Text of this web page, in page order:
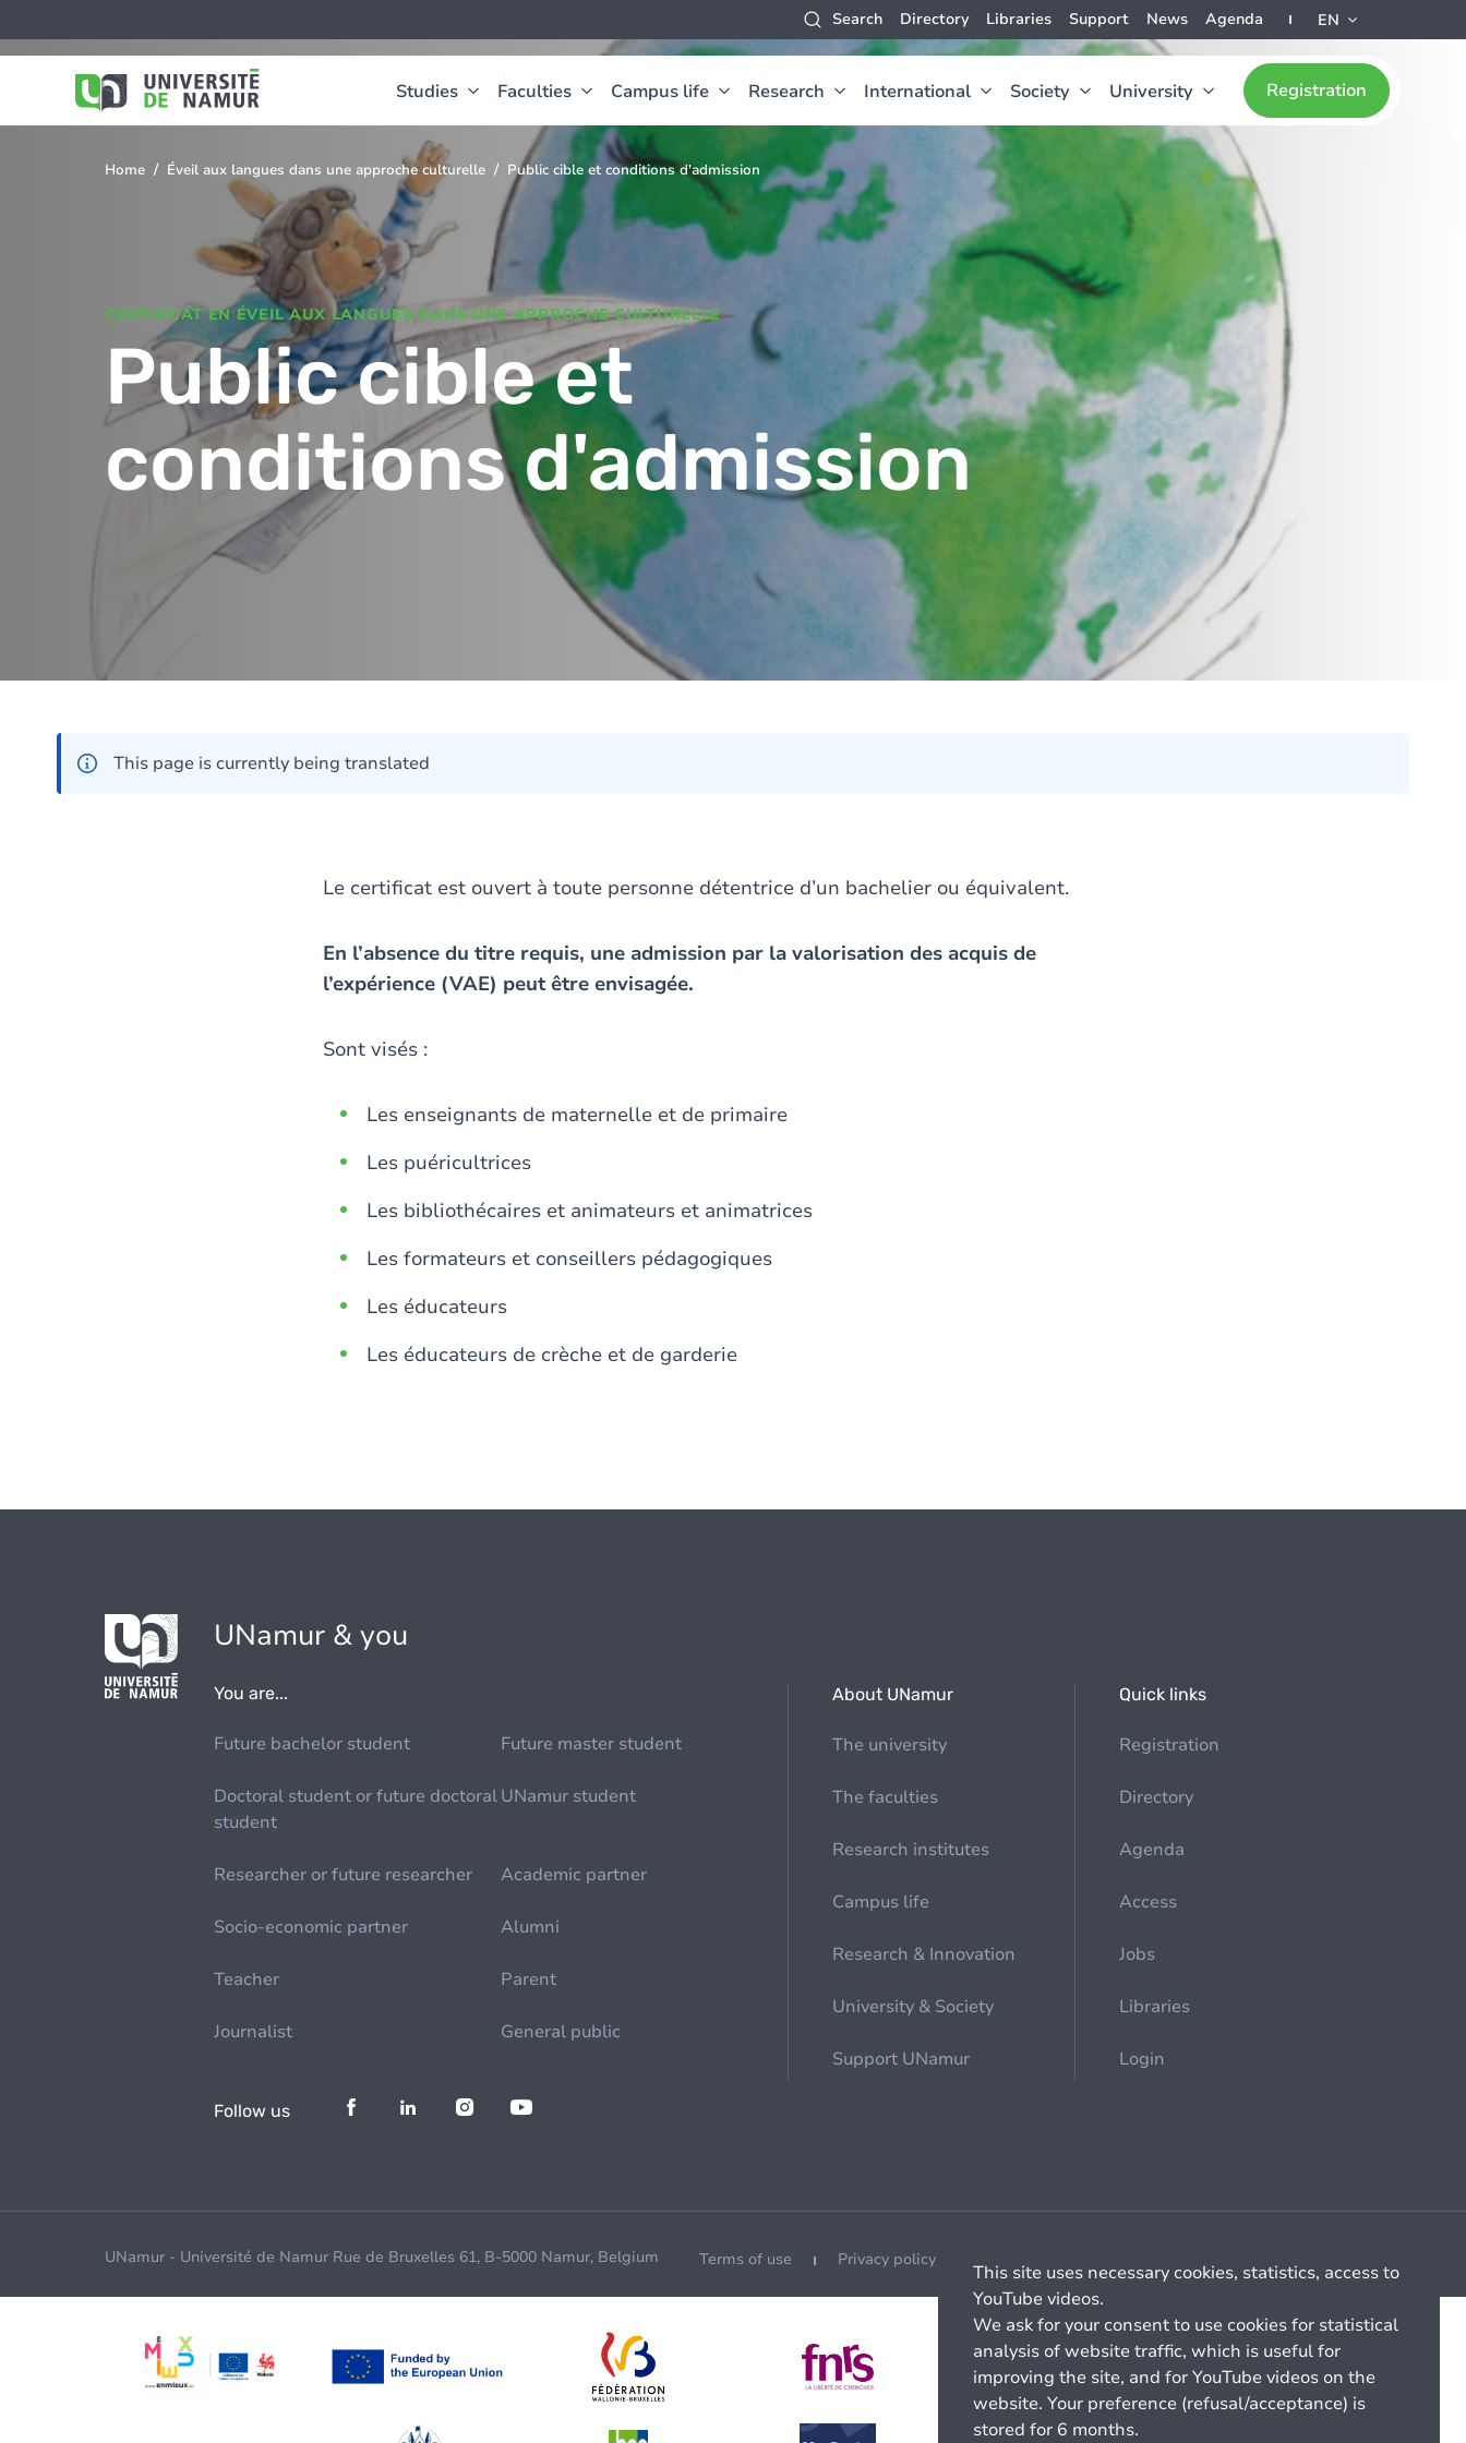
Search Directory Libraries Support News Agenda EN
Studies Faculties Campus life Research International Society University Registration
to
CERTIFICAT EN ÉVEIL AUX LANGUES DANS UNE APPROCHE CULTURELLE
Public cible et
conditions d'admission
You
Home Éveil aux langues dans une approche culturelle Public cible et conditions d'admission
This page is currently being translated
Le certificat est ouvert à toute personne détentrice d’un bachelier ou équivalent.
En l’absence du titre requis, une admission par la valorisation des acquis de
l’expérience (VAE) peut être envisagée.
Sont visés :
Les enseignants de maternelle et de primaire
Les puéricultrices
Les bibliothécaires et animateurs et animatrices
Les formateurs et conseillers pédagogiques
Les éducateurs
Les éducateurs de crèche et de garderie
UNamur & you
You are...
Future bachelor student Future master student
Doctoral student or future doctoral
student
UNamur student
Researcher or future researcher Academic partner
Socio-economic partner Alumni
Teacher Parent
Journalist General public
About UNamur
The university
The faculties
Research institutes
Campus life
Research & Innovation
University & Society
Support UNamur
Quick links
Registration
Directory
Agenda
Access
Jobs
Libraries
Login
Follow us
UNamur - Université de Namur Rue de Bruxelles 61, B-5000 Namur, Belgium Terms of use Privacy policy
This site uses necessary cookies, statistics, access to
YouTube videos.
We ask for your consent to use cookies for statistical
analysis of website traffic, which is useful for
improving the site, and for YouTube videos on the
website. Your preference (refusal/acceptance) is
stored for 6 months.